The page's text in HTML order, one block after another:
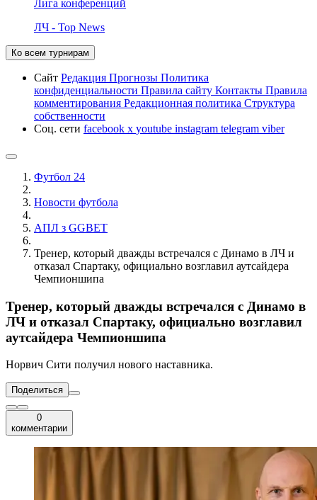
Лига конференций
ЛЧ - Top News
Ко всем турнирам
Сайт Редакция Прогнозы Политика
конфиденциальности Правила сайту Контакты Правила
комментирования Редакционная политика Структура
собственности
Соц. сети facebook x youtube instagram telegram viber
Футбол 24
Новости футбола
АПЛ з GGBET
Тренер, который дважды встречался с Динамо в ЛЧ и
отказал Спартаку, официально возглавил аутсайдера
Чемпионшипа
Тренер, который дважды встречался с Динамо в
ЛЧ и отказал Спартаку, официально возглавил
аутсайдера Чемпионшипа
Норвич Сити получил нового наставника.
Поделиться
0
комментарии